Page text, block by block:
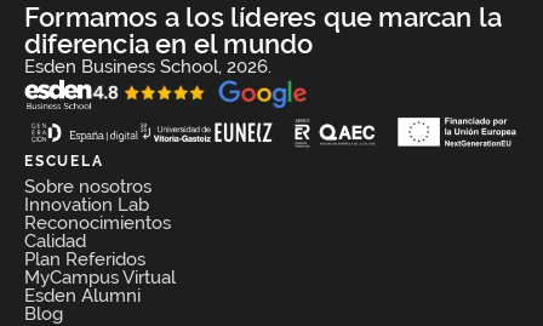
Formamos a los líderes que marcan la
diferencia en el mundo
Esden Business School, 2026.
ESCUELA
Sobre nosotros
Innovation Lab
Reconocimientos
Calidad
Plan Referidos
MyCampus Virtual
Esden Alumni
Blog